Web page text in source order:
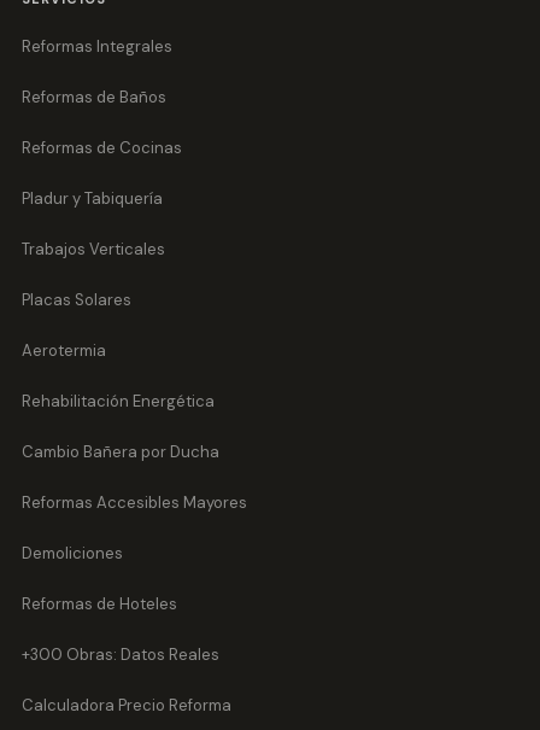
Reformas Integrales
Reformas de Baños
Reformas de Cocinas
Pladur y Tabiquería
Trabajos Verticales
Placas Solares
Aerotermia
Rehabilitación Energética
Cambio Bañera por Ducha
Reformas Accesibles Mayores
Demoliciones
Reformas de Hoteles
+300 Obras: Datos Reales
Calculadora Precio Reforma